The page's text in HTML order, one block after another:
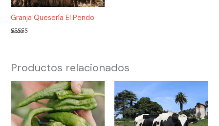
Granja Quesería El Pendo
Productos relacionados